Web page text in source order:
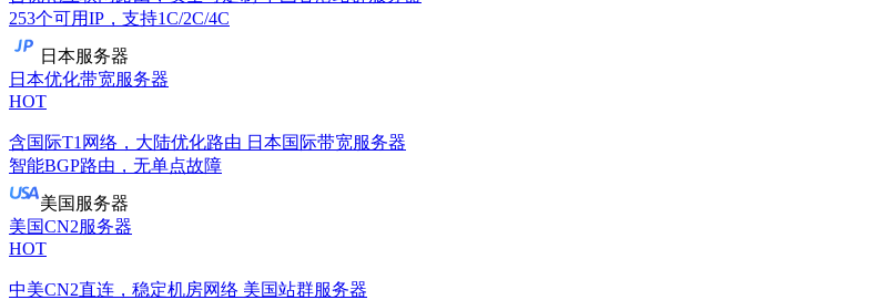
253个可用IP，支持1C/2C/4C
日本服务器
日本优化带宽服务器
HOT
含国际T1网络，大陆优化路由 日本国际带宽服务器
智能BGP路由，无单点故障
美国服务器
美国CN2服务器
HOT
中美CN2直连，稳定机房网络 美国站群服务器